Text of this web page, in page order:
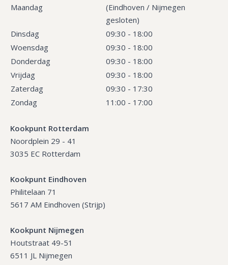
Maandag
(Eindhoven / Nijmegen
gesloten)
Dinsdag
09:30 - 18:00
Woensdag
09:30 - 18:00
Donderdag
09:30 - 18:00
Vrijdag
09:30 - 18:00
Zaterdag
09:30 - 17:30
Zondag
11:00 - 17:00
Kookpunt Rotterdam
Noordplein 29 - 41
3035 EC Rotterdam
Kookpunt Eindhoven
Philitelaan 71
5617 AM Eindhoven (Strijp)
Kookpunt Nijmegen
Houtstraat 49-51
6511 JL Nijmegen